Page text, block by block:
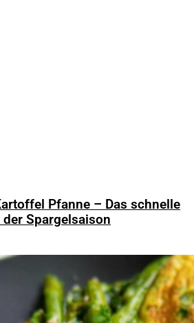
Pfanne – Das schnelle
Spargelsaison